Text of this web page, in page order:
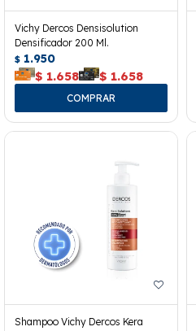
Vichy Dercos Densisolution
Densificador 200 Ml.
$ 1.950
$ 1.658 $ 1.658
Shampoo Vichy Dercos Kera